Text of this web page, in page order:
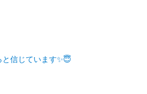
信じています✨😇